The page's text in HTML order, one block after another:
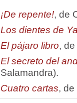
¡De repente!, de
Los dientes de
El pájaro libro,
El secreto del
Salamandra).
Cuatro cartas, de